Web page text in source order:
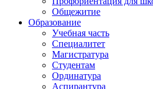
Общежитие
Образование
Учебная часть
Специалитет
Магистратура
Студентам
Ординатура
Аспирантура